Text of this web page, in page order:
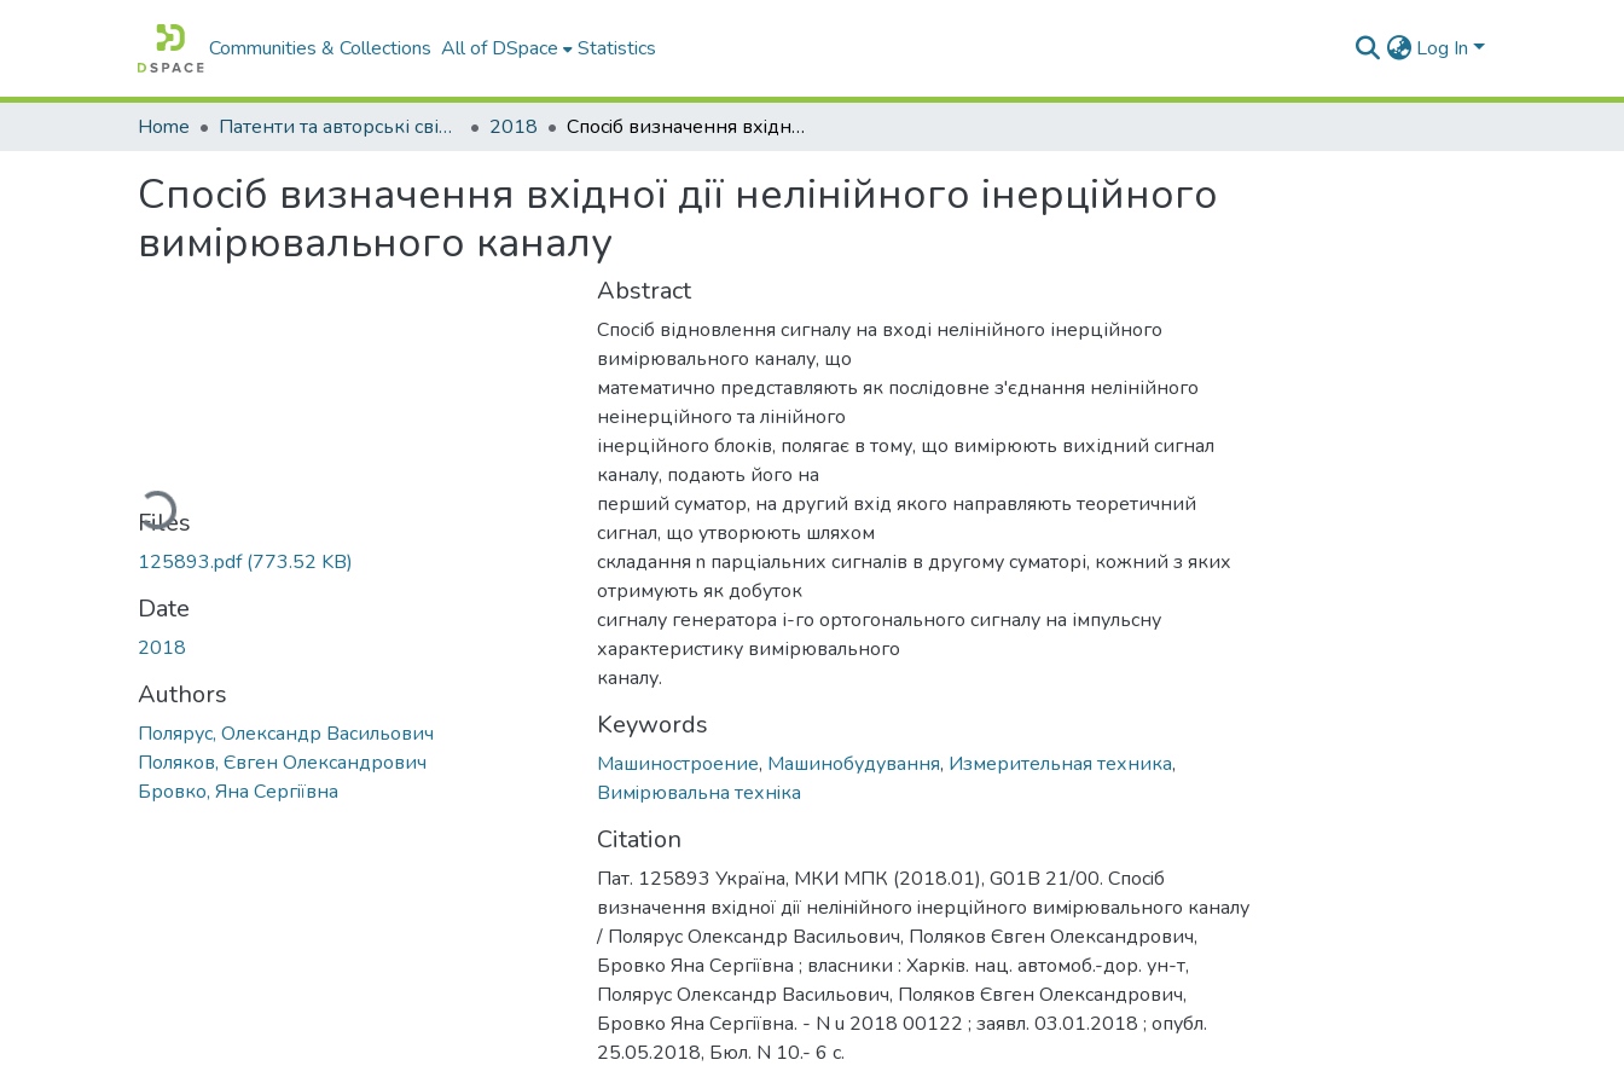
Communities & Collections All of DSpace Statistics Log In
Home Патенти та авторські свідоцтва 2018 Спосiб визначення вхiдної дiї нелiнiйного iнерцiйного вимiрювального каналу
Спосiб визначення вхiдної дiї нелiнiйного iнерцiйного
вимiрювального каналу
Loading...
Files
125893.pdf(773.52 KB)
Date
2018
Authors
Полярус, Олександр Васильович
Поляков, Євген Олександрович
Бровко, Яна Сергiївна
Abstract
Спосіб відновлення сигналу на вході нелінійного інерційного
вимірювального каналу, що
математично представляють як послідовне з'єднання нелінійного
неінерційного та лінійного
інерційного блоків, полягає в тому, що вимірюють вихідний сигнал
каналу, подають його на
перший суматор, на другий вхід якого направляють теоретичний
сигнал, що утворюють шляхом
складання n парціальних сигналів в другому суматорі, кожний з яких
отримують як добуток
сигналу генератора і-го ортогонального сигналу на імпульсну
характеристику вимірювального
каналу.
Keywords
Машиностроение, Машинобудування, Измерительная техника,
Вимiрювальна технiка
Citation
Пат. 125893 Україна, МКИ МПК (2018.01), G01B 21/00. Спосiб
визначення вхiдної дiї нелiнiйного iнерцiйного вимiрювального каналу
/ Полярус Олександр Васильович, Поляков Євген Олександрович,
Бровко Яна Сергiївна ; власники : Харкiв. нац. автомоб.-дор. ун-т,
Полярус Олександр Васильович, Поляков Євген Олександрович,
Бровко Яна Сергiївна. - N u 2018 00122 ; заявл. 03.01.2018 ; опубл.
25.05.2018, Бюл. N 10.- 6 с.